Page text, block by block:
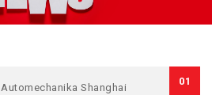
Shanghai
01